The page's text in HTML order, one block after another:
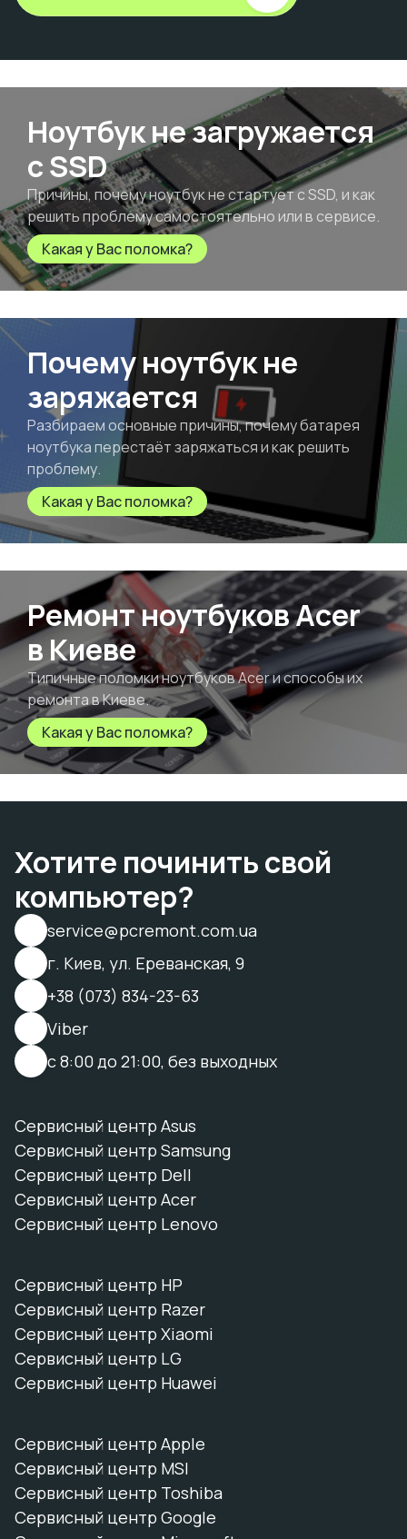
Ноутбук не загружается
с SSD
Причины, почему ноутбук не стартует с SSD, и как
решить проблему самостоятельно или в сервисе.
Какая у Вас поломка?
Почему ноутбук не
заряжается
Разбираем основные причины, почему батарея
ноутбука перестаёт заряжаться и как решить
проблему.
Какая у Вас поломка?
Ремонт ноутбуков Acer
в Киеве
Типичные поломки ноутбуков Acer и способы их
ремонта в Киеве.
Какая у Вас поломка?
Хотите починить свой
компьютер?
service@pcremont.com.ua
г. Киев, ул. Ереванская, 9
+38 (073) 834-23-63
Viber
с 8:00 до 21:00, без выходных
Сервисный центр Asus
Сервисный центр Samsung
Сервисный центр Dell
Сервисный центр Acer
Сервисный центр Lenovo
Сервисный центр HP
Сервисный центр Razer
Сервисный центр Xiaomi
Сервисный центр LG
Сервисный центр Huawei
Сервисный центр Apple
Сервисный центр MSI
Сервисный центр Toshiba
Сервисный центр Google